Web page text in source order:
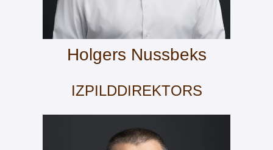
Holgers Nussbeks
IZPILDDIREKTORS